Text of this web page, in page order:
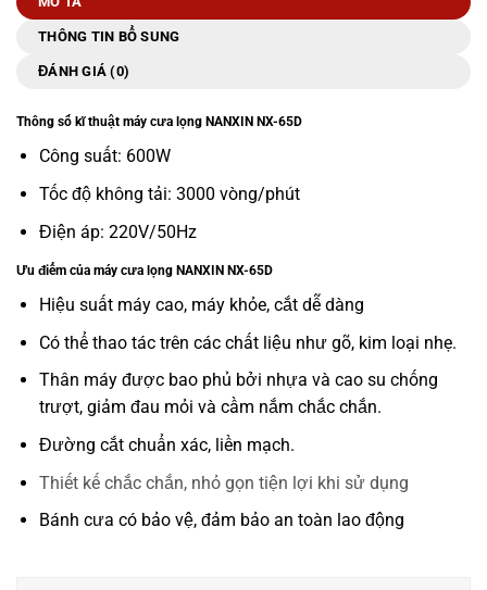
THÔNG TIN BỔ SUNG
ĐÁNH GIÁ (0)
Thông số kĩ thuật máy cưa lọng NANXIN NX-65D
Công suất: 600W
Tốc độ không tải: 3000 vòng/phút
Điện áp: 220V/50Hz
Ưu điểm của máy cưa lọng NANXIN NX-65D
Hiệu suất máy cao, máy khỏe, cắt dễ dàng
Có thể thao tác trên các chất liệu như gõ, kim loại nhẹ.
Thân máy được bao phủ bởi nhựa và cao su chống
trượt, giảm đau mỏi và cầm nắm chắc chắn.
Đường cắt chuẩn xác, liền mạch.
Thiết kế chắc chắn, nhỏ gọn tiện lợi khi sử dụng
Bánh cưa có bảo vệ, đảm bảo an toàn lao động